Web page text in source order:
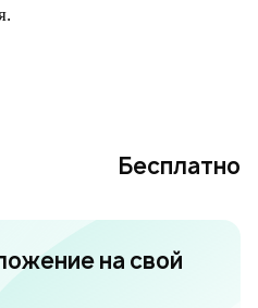
Бесплатно
на свой